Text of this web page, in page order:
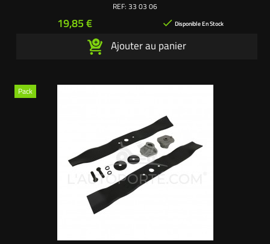
REF: 33 03 06
Prix
19,85 €  Disponible En Stock
Ajouter au panier
Pack